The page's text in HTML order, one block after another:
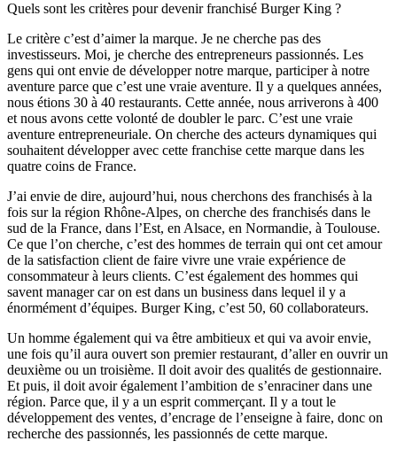
Quels sont les critères pour devenir franchisé Burger King ?
Le critère c’est d’aimer la marque. Je ne cherche pas des
investisseurs. Moi, je cherche des entrepreneurs passionnés. Les
gens qui ont envie de développer notre marque, participer à notre
aventure parce que c’est une vraie aventure. Il y a quelques années,
nous étions 30 à 40 restaurants. Cette année, nous arriverons à 400
et nous avons cette volonté de doubler le parc. C’est une vraie
aventure entrepreneuriale. On cherche des acteurs dynamiques qui
souhaitent développer avec cette franchise cette marque dans les
quatre coins de France.
J’ai envie de dire, aujourd’hui, nous cherchons des franchisés à la
fois sur la région Rhône-Alpes, on cherche des franchisés dans le
sud de la France, dans l’Est, en Alsace, en Normandie, à Toulouse.
Ce que l’on cherche, c’est des hommes de terrain qui ont cet amour
de la satisfaction client de faire vivre une vraie expérience de
consommateur à leurs clients. C’est également des hommes qui
savent manager car on est dans un business dans lequel il y a
énormément d’équipes. Burger King, c’est 50, 60 collaborateurs.
Un homme également qui va être ambitieux et qui va avoir envie,
une fois qu’il aura ouvert son premier restaurant, d’aller en ouvrir un
deuxième ou un troisième. Il doit avoir des qualités de gestionnaire.
Et puis, il doit avoir également l’ambition de s’enraciner dans une
région. Parce que, il y a un esprit commerçant. Il y a tout le
développement des ventes, d’encrage de l’enseigne à faire, donc on
recherche des passionnés, les passionnés de cette marque.